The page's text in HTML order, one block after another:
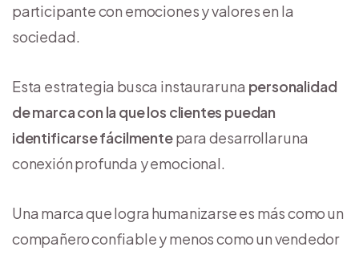
participante con emociones y valores en la
sociedad.
Esta estrategia busca instaurar una personalidad
de marca con la que los clientes puedan
identificarse fácilmentepara desarrollar una
conexión profunda y emocional.
Una marca que logra humanizarse es más como un
compañero confiable y menos como un vendedor